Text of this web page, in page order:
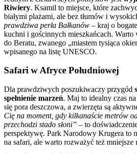
Riwiery. Ksamil to miejsce, które
białymi plażami, ale bez tłumów i
prawdziwa perła Bałkanów – kraj o
kuchni i gościnnych mieszkańcach.
do Beratu, zwanego „miastem tysiąca
wpisanego na listę UNESCO.
Safari w Afryce Południowej
Dla prawdziwych poszukiwaczy przygód
spełnienie marzeń. Maj to idealny czas
się pora deszczowa, a zwierzęta są
Cię na moment, gdy kilkanaście metrów
przechodzi stado słoni” – to
perspektywę. Park Narodowy Krugera to
na safari, ale warto rozważyć też mniejsze